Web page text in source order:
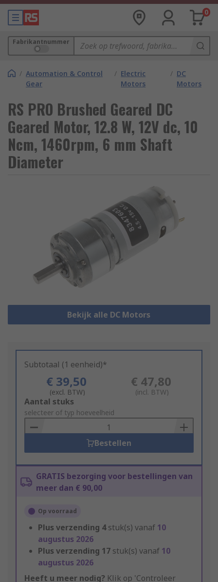
0
Fabrikantnummer
/ Automation & Control
Gear
/ Electric
Motors
/ DC
Motors
RS PRO Brushed Geared DC
Geared Motor, 12.8 W, 12V dc, 10
Ncm, 1460rpm, 6 mm Shaft
Diameter
Bekijk alle DC Motors
Subtotaal (1 eenheid)*
€ 39,50
(excl. BTW)
€ 47,80
(incl. BTW)
Add
to
Basket
Aantal stuks
selecteer of typ hoeveelheid
Bestellen
GRATIS bezorging voor bestellingen van
meer dan € 90,00
Op voorraad
Plus verzending 4stuk(s) vanaf 10
augustus 2026
Plus verzending 17 stuk(s) vanaf 10
augustus 2026
Heeft u meer nodig? Klik op 'Controleer